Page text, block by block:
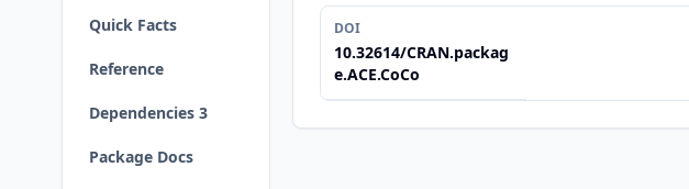
Quick Facts
Reference
Dependencies 3
Package Docs
DOI
10.32614/CRAN.packag
e.ACE.CoCo